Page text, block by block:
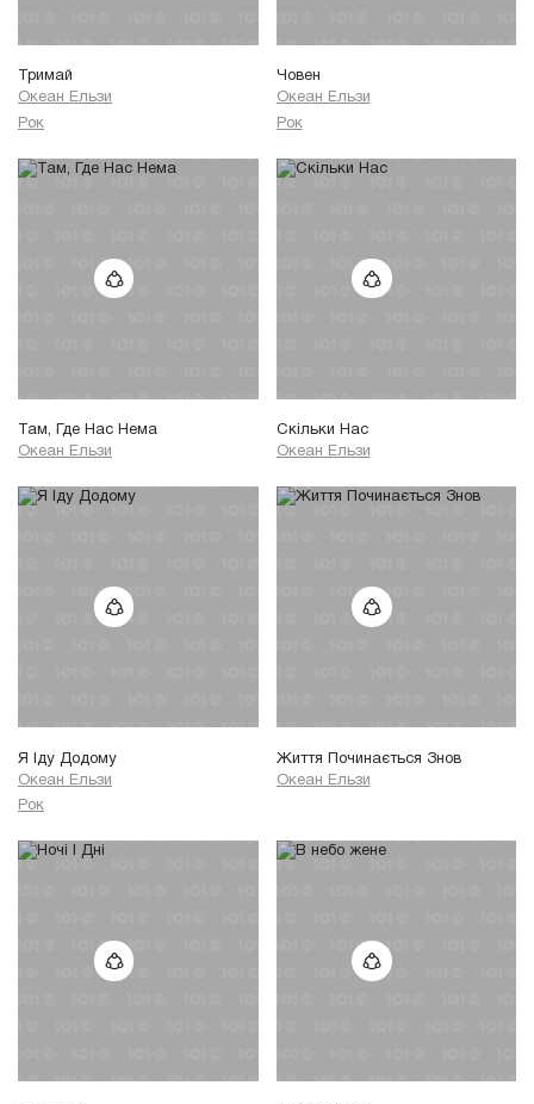
Тримай
Океан Ельзи
Рок
Човен
Океан Ельзи
Рок
Там, Где Нас Нема
Океан Ельзи
Скільки Нас
Океан Ельзи
Я Iду Додому
Океан Ельзи
Рок
Життя Починається Знов
Океан Ельзи